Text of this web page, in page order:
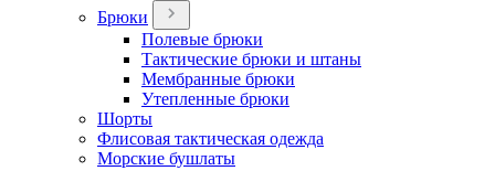
Брюки
Полевые брюки
Тактические брюки и штаны
Мембранные брюки
Утепленные брюки
Шорты
Флисовая тактическая одежда
Морские бушлаты